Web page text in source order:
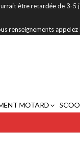
être retardée de 3-
renseignements appelez
MOTARD